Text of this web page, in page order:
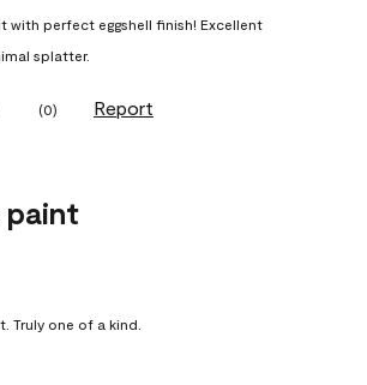
with perfect eggshell finish! Excellent
splatter.
(0) Report
paint
Truly one of a kind.